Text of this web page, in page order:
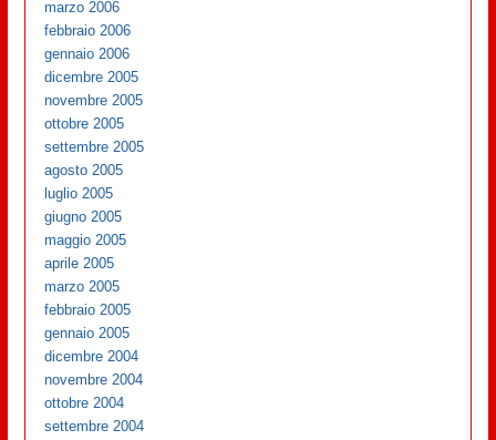
marzo 2006
febbraio 2006
gennaio 2006
dicembre 2005
novembre 2005
ottobre 2005
settembre 2005
agosto 2005
luglio 2005
giugno 2005
maggio 2005
aprile 2005
marzo 2005
febbraio 2005
gennaio 2005
dicembre 2004
novembre 2004
ottobre 2004
settembre 2004